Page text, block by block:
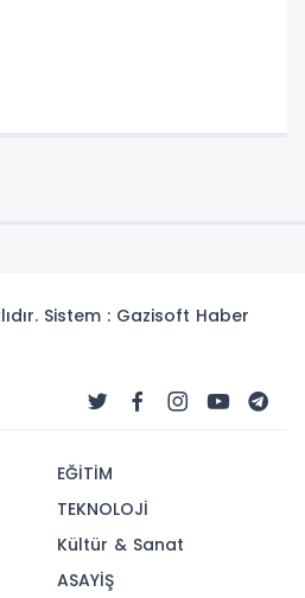
Sistem : Gazisoft Haber
EĞİTİM
TEKNOLOJİ
Kültür & Sanat
ASAYİŞ